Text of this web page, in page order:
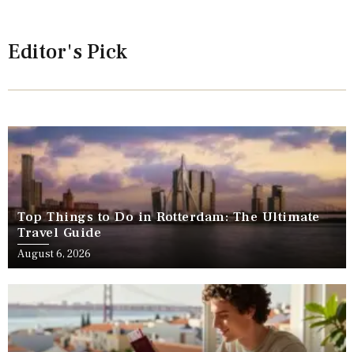
Editor's Pick
Top Things to Do in Rotterdam: The Ultimate
Travel Guide
August 6, 2026